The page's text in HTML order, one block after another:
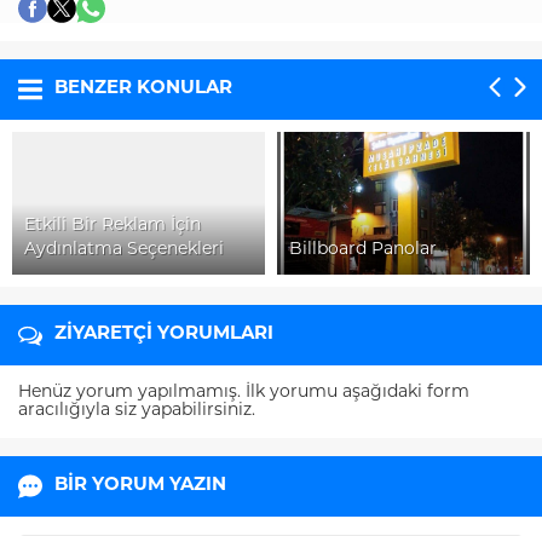
BENZER KONULAR
Etkili Bir Reklam İçin
Aydınlatma Seçenekleri
Billboard Panolar
ZİYARETÇİ YORUMLARI
Henüz yorum yapılmamış. İlk yorumu aşağıdaki form
aracılığıyla siz yapabilirsiniz.
BİR YORUM YAZIN